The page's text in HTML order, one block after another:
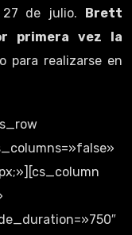
27 de julio. Brett
primera vez la
para realizarse en